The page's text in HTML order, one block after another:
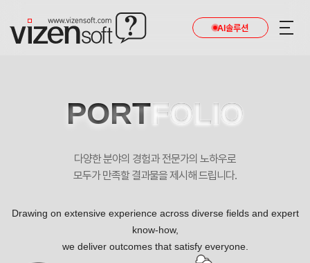
AI솔루션
PORTFOLIO
다양한 분야의 경험과 전문가의 노하우로
모두가 만족할 결과물을 제시해 드립니다.
Drawing on extensive experience across diverse fields and expert
know-how,
we deliver outcomes that satisfy everyone.